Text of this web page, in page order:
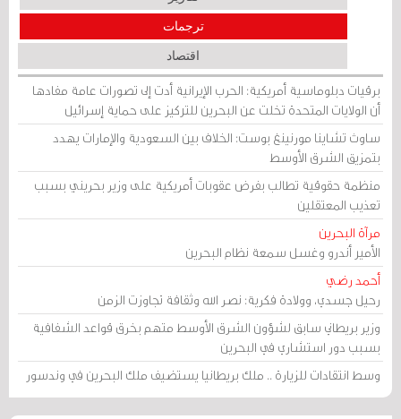
ترجمات
اقتصاد
برقيات دبلوماسية أمريكية: الحرب الإيرانية أدت إلى تصورات عامة مفادها
أن الولايات المتحدة تخلت عن البحرين للتركيز على حماية إسرائيل
ساوث تشاينا مورنينغ بوست: الخلاف بين السعودية والإمارات يهدد
بتمزيق الشرق الأوسط
منظمة حقوقية تطالب بفرض عقوبات أمريكية على وزير بحريني بسبب
تعذيب المعتقلين
مرآة البحرين
الأمير أندرو وغسل سمعة نظام البحرين
أحمد رضي
رحيل جسدي، وولادة فكرية: نصر الله وثقافة تجاوزت الزمن
وزير بريطاني سابق لشؤون الشرق الأوسط متهم بخرق قواعد الشفافية
بسبب دور استشاري في البحرين
وسط انتقادات للزيارة .. ملك بريطانيا يستضيف ملك البحرين في وندسور